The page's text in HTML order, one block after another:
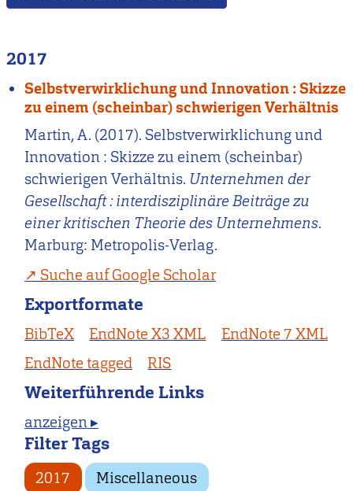
2017
Selbstverwirklichung und Innovation : Skizze
zu einem (scheinbar) schwierigen Verhältnis
Martin, A. (2017). Selbstverwirklichung und
Innovation : Skizze zu einem (scheinbar)
schwierigen Verhältnis. Unternehmen der
Gesellschaft : interdisziplinäre Beiträge zu
einer kritischen Theorie des Unternehmens.
Marburg: Metropolis-Verlag.
Suche auf Google Scholar
Exportformate
BibTeX EndNote X3 XML
EndNote 7 XML
EndNote tagged
RIS
Weiterführende Links
anzeigen ▸
Filter Tags
2017 Miscellaneous